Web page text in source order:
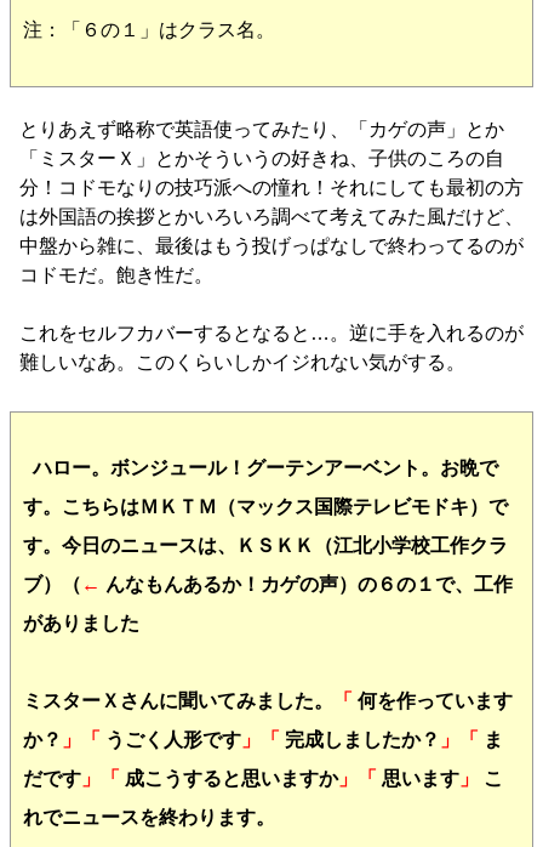
注：「６の１」はクラス名。
とりあえず略称で英語使ってみたり、「カゲの声」とか
「ミスターＸ」とかそういうの好きね、子供のころの自
分！コドモなりの技巧派への憧れ！それにしても最初の方
は外国語の挨拶とかいろいろ調べて考えてみた風だけど、
中盤から雑に、最後はもう投げっぱなしで終わってるのが
コドモだ。飽き性だ。
これをセルフカバーするとなると…。逆に手を入れるのが
難しいなあ。このくらいしかイジれない気がする。
ハロー。ボンジュール！グーテンアーベント。お晩で
す。こちらはＭＫＴＭ（マックス国際テレビモドキ）で
す。今日のニュースは、ＫＳＫＫ（江北小学校工作クラ
ブ）（ ← んなもんあるか！カゲの声）の６の１で、工作
がありました
ミスターＸさんに聞いてみました。 「 何を作っています
か？ 」「 うごく人形です 」「 完成しましたか？ 」「
ま
だです 」「 成こうすると思いますか」「 思います 」
こ
れでニュースを終わります。